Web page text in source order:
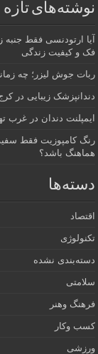
نوشته‌های تازه
آیا ارتودنسی فقط جنبه
فک و کیفیت زندگی
ربات جوش لیزر؛ چه
دندانپزشک زیبایی در
ایمپلنت دندان در غرب
رنگ کامپوزیت فقط
هماهنگ باشد؟
دسته‌ها
اقتصاد
تکنولوژی
دسته‌بندی نشده
سلامتی
فرهنگ وهنر
کسب وکار
ورزشی